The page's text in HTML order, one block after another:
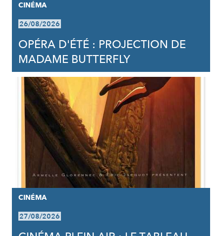
CINÉMA
26/08/2026
OPÉRA D'ÉTÉ : PROJECTION DE
MADAME BUTTERFLY
CINÉMA
27/08/2026